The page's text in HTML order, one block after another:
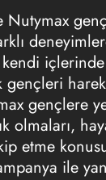
Nutymax
gençleri
gençlere
olmaları,
etme
ile